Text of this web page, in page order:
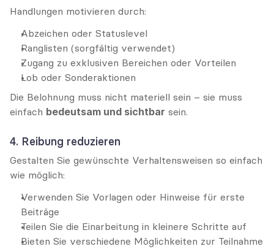
Handlungen motivieren durch:
Abzeichen oder Statuslevel
Ranglisten (sorgfältig verwendet)
Zugang zu exklusiven Bereichen oder Vorteilen
Lob oder Sonderaktionen
Die Belohnung muss nicht materiell sein – sie muss
einfach bedeutsam und sichtbar sein.
4. Reibung reduzieren
Gestalten Sie gewünschte Verhaltensweisen so einfach
wie möglich:
Verwenden Sie Vorlagen oder Hinweise für erste
Beiträge
Teilen Sie die Einarbeitung in kleinere Schritte auf
Bieten Sie verschiedene Möglichkeiten zur Teilnahme